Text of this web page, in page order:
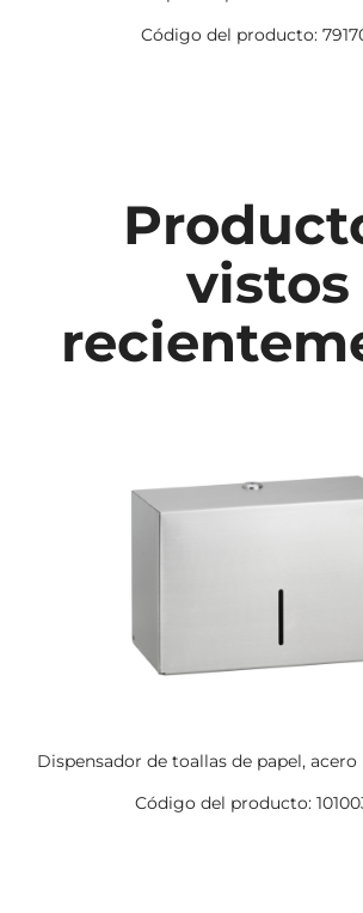
Código del producto:
vistos
Dispensador de toallas de papel,
Código del producto: